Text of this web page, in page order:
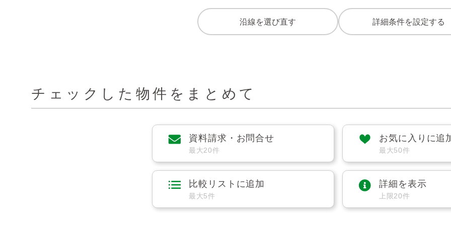
沿線を選び直す 詳細条件を設定する
チェックした物件をまとめて
資料請求・お問合せ
最大20件
お気に入りに追
最大50件
比較リストに追加
最大5件
詳細を表示
上限20件